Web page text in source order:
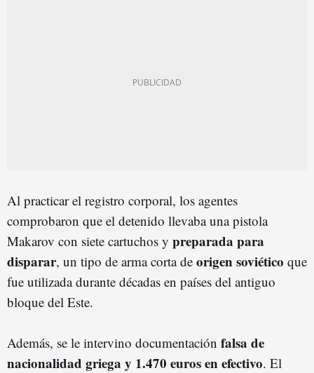
Al practicar el registro corporal, los agentes
comprobaron que el detenido llevaba una pistola
Makarov con siete cartuchos y preparada para
disparar, un tipo de arma corta de origen soviético que
fue utilizada durante décadas en países del antiguo
bloque del Este.
Además, se le intervino documentación falsa de
nacionalidad griega y 1.470 euros en efectivo. El